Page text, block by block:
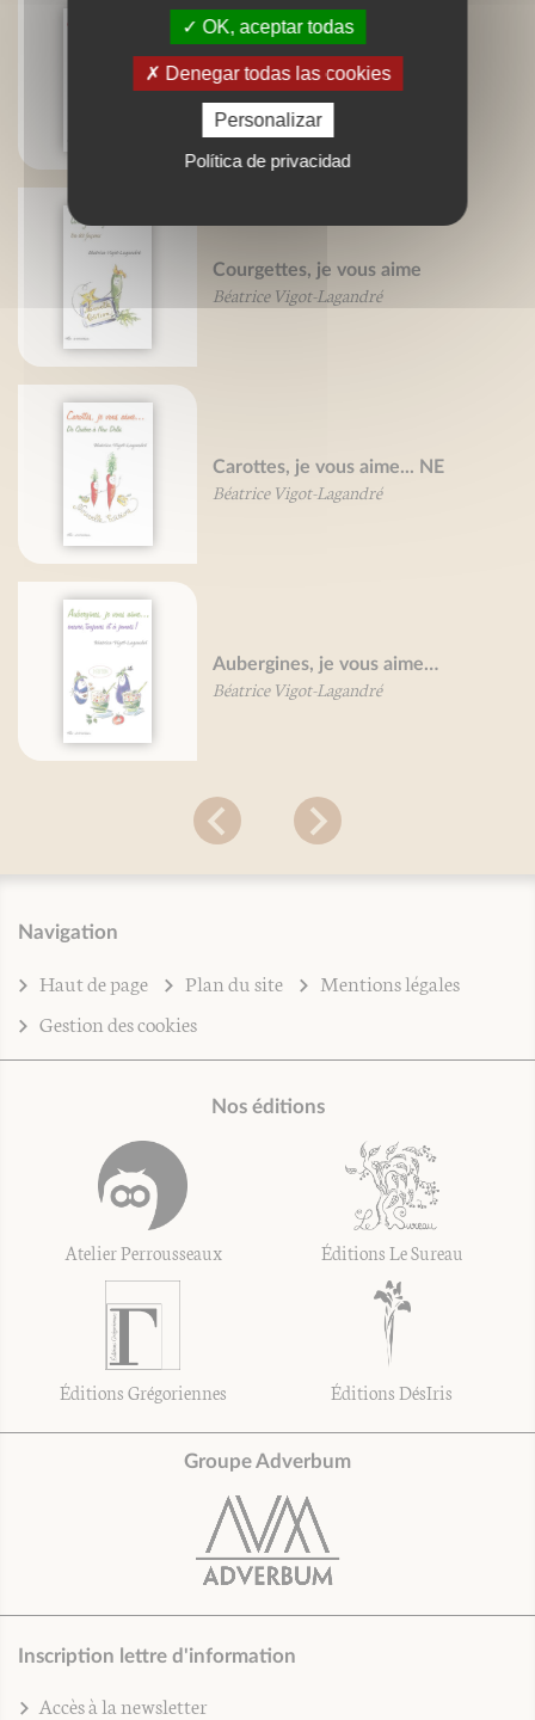
Me gustan los frutos rojos…)
Béatrice Vigot-Lagandré
Courgettes, je vous aime
Béatrice Vigot-Lagandré
Carottes, je vous aime... NE
Béatrice Vigot-Lagandré
Aubergines, je vous aime…
Béatrice Vigot-Lagandré
Navigation
Haut de page Plan du site
Mentions légales
Gestion des cookies
Nos éditions
Atelier Perrousseaux Éditions Le Sureau
Éditions Grégoriennes Éditions DésIris
Groupe Adverbum
Inscription lettre d'information
Accès à la newsletter
OK, aceptar todas
Denegar todas las cookies
Personalizar
Política de privacidad